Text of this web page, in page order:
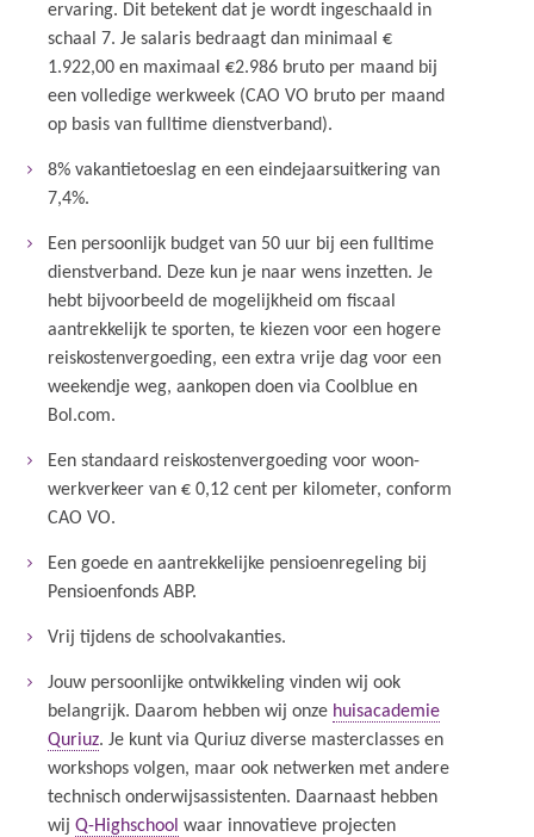
ervaring. Dit betekent dat je wordt ingeschaald in
schaal 7. Je salaris bedraagt dan minimaal €
1.922,00 en maximaal €2.986 bruto per maand bij
een volledige werkweek (CAO VO bruto per maand
op basis van fulltime dienstverband).
8% vakantietoeslag en een eindejaarsuitkering van
7,4%.
Een persoonlijk budget van 50 uur bij een fulltime
dienstverband. Deze kun je naar wens inzetten. Je
hebt bijvoorbeeld de mogelijkheid om fiscaal
aantrekkelijk te sporten, te kiezen voor een hogere
reiskostenvergoeding, een extra vrije dag voor een
weekendje weg, aankopen doen via Coolblue en
Bol.com.
Een standaard reiskostenvergoeding voor woon-
werkverkeer van € 0,12 cent per kilometer, conform
CAO VO.
Een goede en aantrekkelijke pensioenregeling bij
Pensioenfonds ABP.
Vrij tijdens de schoolvakanties.
Jouw persoonlijke ontwikkeling vinden wij ook
belangrijk. Daarom hebben wij onze huisacademie
Quriuz. Je kunt via Quriuz diverse masterclasses en
workshops volgen, maar ook netwerken met andere
technisch onderwijsassistenten. Daarnaast hebben
wij Q-Highschool waar innovatieve projecten